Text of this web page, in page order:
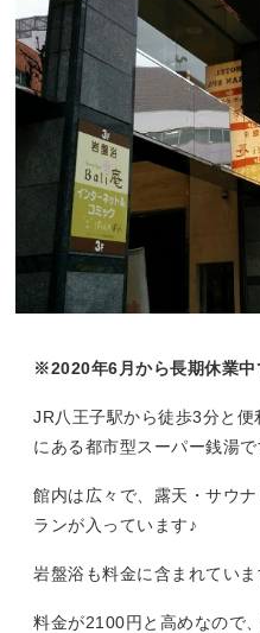
※2020年6月から長期休業中
JR八王子駅から徒歩3分と
にある都市型スーパー銭湯で
館内は広々で、露天・サウ
ランが入っています♪
岩盤浴も料金に含まれていま
料金が2100円と高めなので